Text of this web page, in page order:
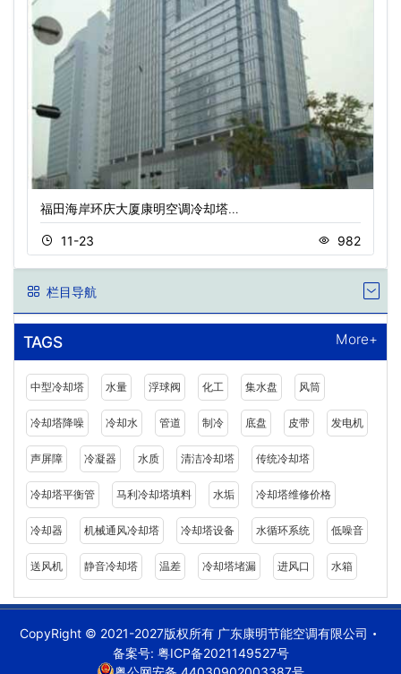
福田海岸环庆大厦康明空调冷却塔…
11-23 982
栏目导航
TAGS More+
中型冷却塔 水量 浮球阀 化工 集水盘 风筒
冷却塔降噪 冷却水 管道 制冷 底盘 皮带 发电机
声屏障 冷凝器 水质 清洁冷却塔 传统冷却塔
冷却塔平衡管 马利冷却塔填料 水垢 冷却塔维修价格
冷却器 机械通风冷却塔 冷却塔设备 水循环系统 低噪音
送风机 静音冷却塔 温差 冷却塔堵漏 进风口 水箱
CopyRight © 2021-2027版权所有 广东康明节能空调有限公司
备案号: 粤ICP备2021149527号